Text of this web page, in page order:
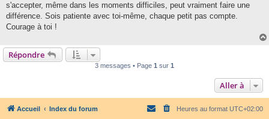
s'accepter, même dans les moments difficiles, peut vraiment faire une
différence. Sois patiente avec toi-même, chaque petit pas compte.
Courage à toi !
Répondre
3 messages • Page 1 sur 1
Aller à
Accueil Index du forum Heures au format UTC+02:00